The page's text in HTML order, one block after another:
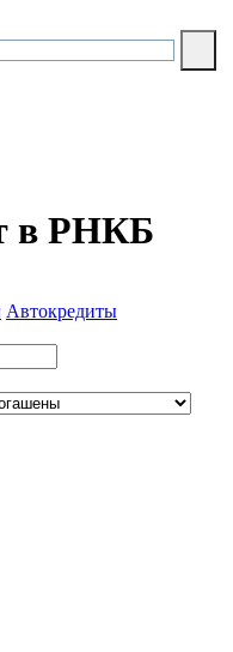
в РНКБ
Автокредиты